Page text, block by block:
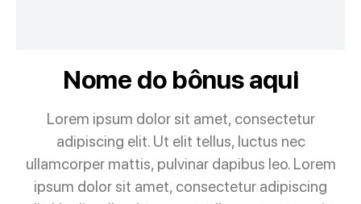
Nome do bônus aqui
Lorem ipsum dolor sit amet, consectetur
adipiscing elit. Ut elit tellus, luctus nec
ullamcorper mattis, pulvinar dapibus leo. Lorem
ipsum dolor sit amet, consectetur adipiscing